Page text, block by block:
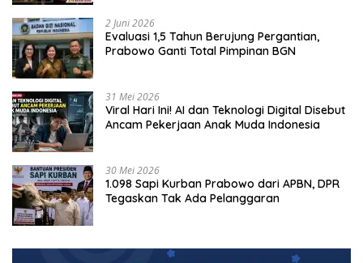
2 Juni 2026
Evaluasi 1,5 Tahun Berujung Pergantian,
Prabowo Ganti Total Pimpinan BGN
31 Mei 2026
Viral Hari Ini! AI dan Teknologi Digital Disebut
Ancam Pekerjaan Anak Muda Indonesia
30 Mei 2026
1.098 Sapi Kurban Prabowo dari APBN, DPR
Tegaskan Tak Ada Pelanggaran